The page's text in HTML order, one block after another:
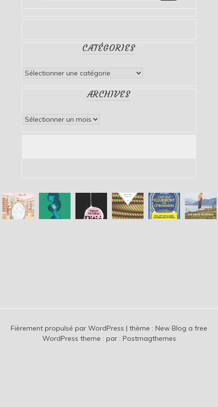
CATÉGORIES
Catégories
ARCHIVES
Archives
Fièrement propulsé par WordPress | thème : New Blog a free
WordPress theme : par : Postmagthemes